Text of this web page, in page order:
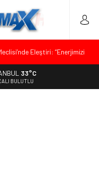
Eleştiri: “Enerjimizi
Duygu Dolu Veda
33°C
BULUTLU